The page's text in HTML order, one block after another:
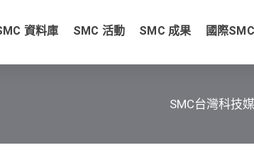
資料庫 SMC 活動 SMC 成果 國際
SMC台灣科技